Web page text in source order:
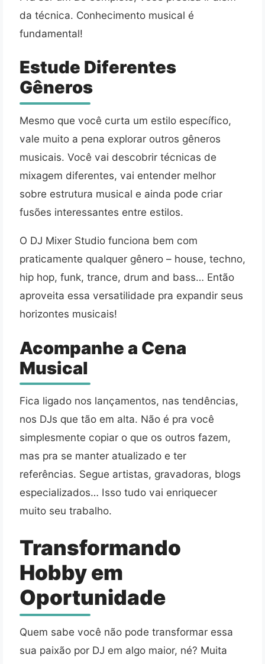
da técnica. Conhecimento musical é
fundamental!
Estude Diferentes
Gêneros
Mesmo que você curta um estilo específico,
vale muito a pena explorar outros gêneros
musicais. Você vai descobrir técnicas de
mixagem diferentes, vai entender melhor
sobre estrutura musical e ainda pode criar
fusões interessantes entre estilos.
O DJ Mixer Studio funciona bem com
praticamente qualquer gênero – house, techno,
hip hop, funk, trance, drum and bass… Então
aproveita essa versatilidade pra expandir seus
horizontes musicais!
Acompanhe a Cena
Musical
Fica ligado nos lançamentos, nas tendências,
nos DJs que tão em alta. Não é pra você
simplesmente copiar o que os outros fazem,
mas pra se manter atualizado e ter
referências. Segue artistas, gravadoras, blogs
especializados… Isso tudo vai enriquecer
muito seu trabalho.
Transformando
Hobby em
Oportunidade
Quem sabe você não pode transformar essa
sua paixão por DJ em algo maior, né? Muita